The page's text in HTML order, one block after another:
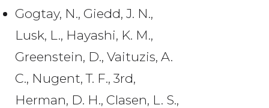
Gogtay, N., Giedd, J. N.,
Lusk, L., Hayashi, K. M.,
Greenstein, D., Vaituzis, A.
C., Nugent, T. F., 3rd,
Herman, D. H., Clasen, L. S.,